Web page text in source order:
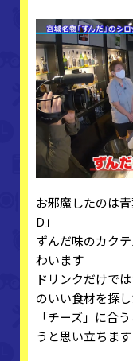
お邪魔したのは
D」
ずんだ味のカク
わいます
ドリンクだけで
のいい食材を探
「チーズ」に合
うと思い立ちます